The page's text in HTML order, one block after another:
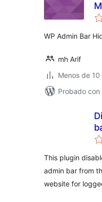
WP Admin Bar
mh Arif
Menos de
Probado con
This plugin
admin bar from
website for